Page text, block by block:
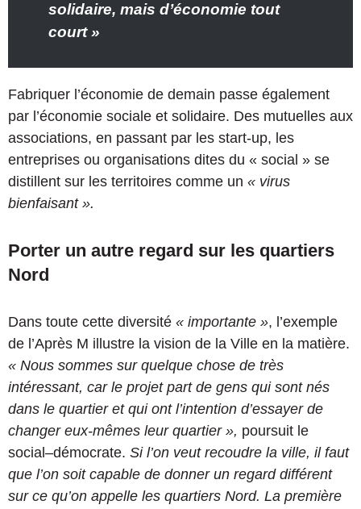
solidaire, mais d’économie tout
court »
Fabriquer l’économie de demain passe également
par l’économie sociale et solidaire. Des mutuelles aux
associations, en passant par les start-up, les
entreprises ou organisations dites du « social » se
distillent sur les territoires comme un « virus
bienfaisant ».
Porter un autre regard sur les quartiers
Nord
Dans toute cette diversité « importante », l’exemple
de l’Après M illustre la vision de la Ville en la matière.
« Nous sommes sur quelque chose de très
intéressant, car le projet part de gens qui sont nés
dans le quartier et qui ont l’intention d’essayer de
changer eux-mêmes leur quartier », poursuit le
social–démocrate. Si l’on veut recoudre la ville, il faut
que l’on soit capable de donner un regard différent
sur ce qu’on appelle les quartiers Nord. La première